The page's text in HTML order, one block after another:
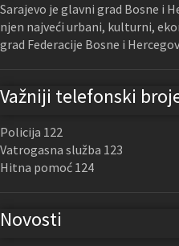
Sarajevo je glavni grad Bosne i
njen najveći urbani, kulturni,
grad Federacije Bosne i
Važniji telefonski
Policija 122
Vatrogasna služba 123
Hitna pomoć 124
Novosti